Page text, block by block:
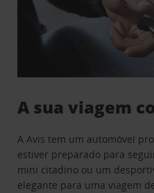
A sua viagem
A Avis tem um automóvel
estiver preparado para
mini citadino ou um
elegante para uma viagem